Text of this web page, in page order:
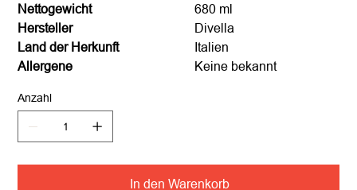
Nettogewicht
680 ml
Hersteller
Divella
Land der Herkunft
Italien
Allergene
Keine bekannt
Anzahl
In den Warenkorb